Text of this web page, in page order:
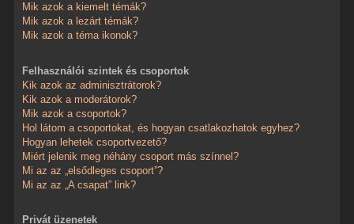
Mik azok a kiemelt témák?
Mik azok a lezárt témák?
Mik azok a téma ikonok?
Felhasználói szintek és csoportok
Kik azok az adminisztrátorok?
Kik azok a moderátorok?
Mik azok a csoportok?
Hol látom a csoportokat, és hogyan csatlakozhatok egyhez?
Hogyan lehetek csoportvezető?
Miért jelenik meg néhány csoport más színnel?
Mi az az „elsődleges csoport”?
Mi az az „A csapat” link?
Privát üzenetek